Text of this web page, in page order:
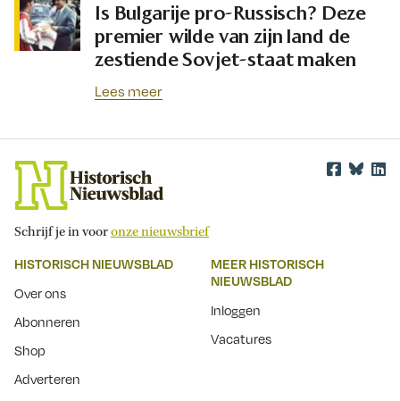
Is Bulgarije pro-Russisch? Deze
premier wilde van zijn land de
zestiende Sovjet-staat maken
Lees meer
Schrijf je in vooronze nieuwsbrief
HISTORISCH NIEUWSBLAD
Over ons
Abonneren
Shop
Adverteren
MEER HISTORISCH
NIEUWSBLAD
Inloggen
Vacatures